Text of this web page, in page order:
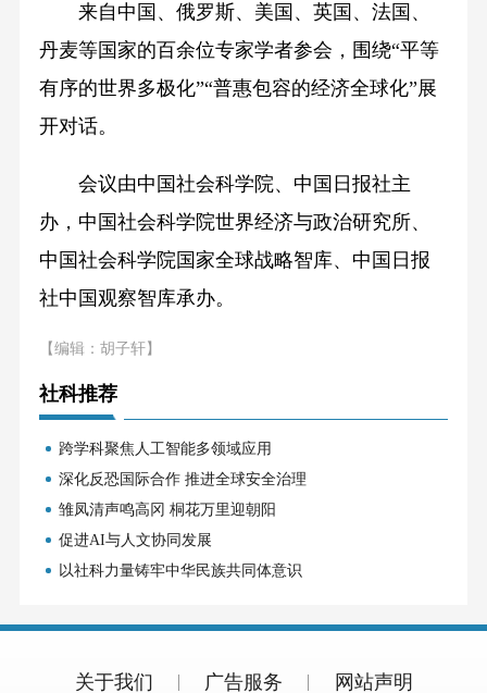
来自中国、俄罗斯、美国、英国、法国、
丹麦等国家的百余位专家学者参会，围绕“平等
有序的世界多极化”“普惠包容的经济全球化”展
开对话。
会议由中国社会科学院、中国日报社主
办，中国社会科学院世界经济与政治研究所、
中国社会科学院国家全球战略智库、中国日报
社中国观察智库承办。
【编辑：胡子轩】
社科推荐
跨学科聚焦人工智能多领域应用
深化反恐国际合作 推进全球安全治理
雏凤清声鸣高冈 桐花万里迎朝阳
促进AI与人文协同发展
以社科力量铸牢中华民族共同体意识
关于我们 广告服务 网站声明